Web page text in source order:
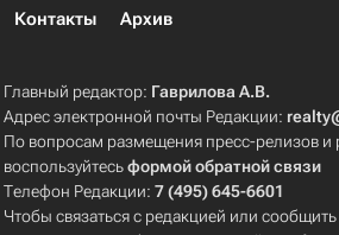
Контакты
Архив
Главный редактор: Гаврилова А.В.
Адрес электронной почты Редакции:
По вопросам размещения пресс-релизов и
воспользуйтесьформой обратной связи
Телефон Редакции:7 (495) 645-6601
Чтобы связаться с редакцией или сообщить